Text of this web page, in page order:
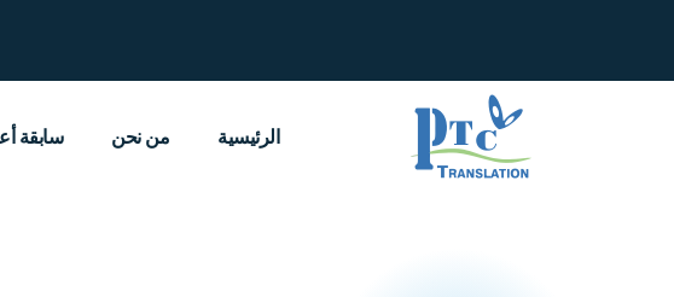
الرئيسية من نحن سابقة